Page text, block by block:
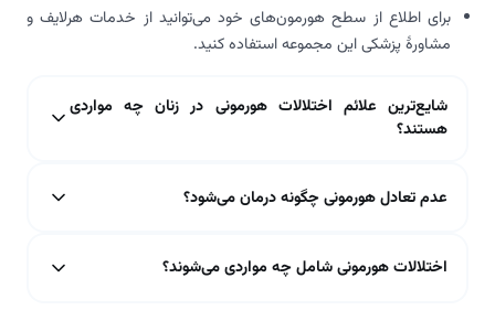
برای اطلاع از سطح هورمون‌های خود می‌توانید از خدمات هرلایف و
مشاورۀ پزشکی این مجموعه استفاده کنید.
شایع‌ترین علائم اختلالات هورمونی در زنان چه مواردی
هستند؟
عدم تعادل هورمونی چگونه درمان می‌شود؟
اختلالات هورمونی شامل چه مواردی می‌شوند؟